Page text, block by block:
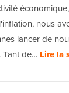
nous
lancer de
Tant de… Lire la